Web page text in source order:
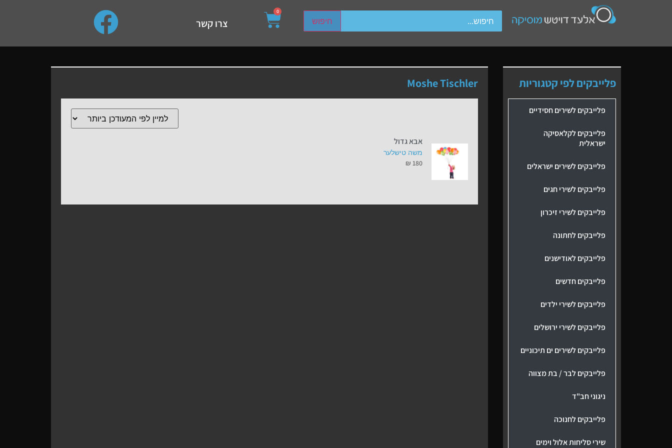
חיפוש
up and down arrows to review and enter to go to the desired page. Touch device users, explore by touch or with swipe gestures.
0
צרו קשר
פלייבקים לפי קטגוריות
פלייבקים לשירים חסידיים
פלייבקים לקלאסיקה
ישראלית
פלייבקים לשירים ישראלים
פלייבקים לשירי חגים
פלייבקים לשירי זיכרון
פלייבקים לחתונה
פלייבקים לאודישנים
פלייבקים חדשים
פלייבקים לשירי ילדים
פלייבקים לשירי ירושלים
פלייבקים לשירים ים תיכוניים
פלייבקים לבר / בת מצווה
ניגוני חב"ד
פלייבקים לחנוכה
שירי סליחות אלול וימים
Moshe Tischler
אבא גדול
משה טישלער
₪ 180